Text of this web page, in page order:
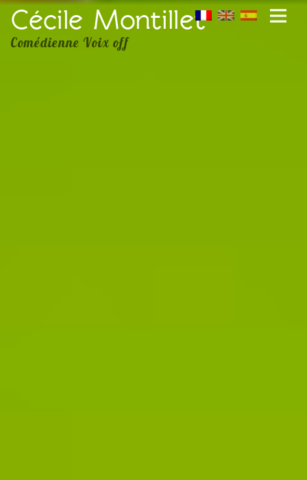
Comédienne Voix off